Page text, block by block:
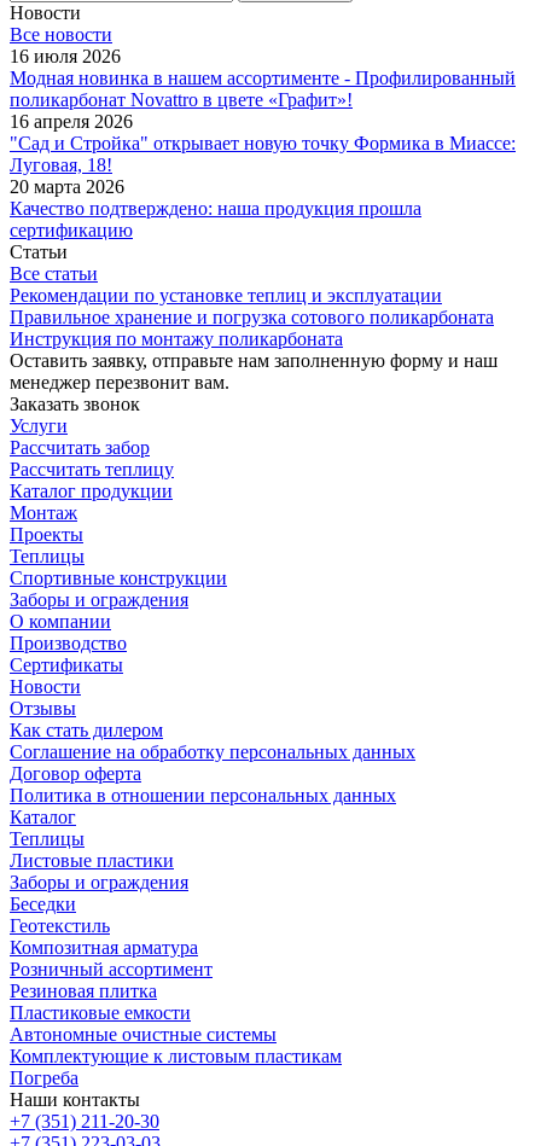
Новости
Все новости
16 июля 2026
Модная новинка в нашем ассортименте - Профилированный
поликарбонат Novattro в цвете «Графит»!
16 апреля 2026
"Сад и Стройка" открывает новую точку Формика в Миассе:
Луговая, 18!
20 марта 2026
Качество подтверждено: наша продукция прошла
сертификацию
Статьи
Все статьи
Рекомендации по установке теплиц и эксплуатации
Правильное хранение и погрузка сотового поликарбоната
Инструкция по монтажу поликарбоната
Оставить заявку, отправьте нам заполненную форму и наш
менеджер перезвонит вам.
Заказать звонок
Услуги
Рассчитать забор
Рассчитать теплицу
Каталог продукции
Монтаж
Проекты
Теплицы
Спортивные конструкции
Заборы и ограждения
О компании
Производство
Сертификаты
Новости
Отзывы
Как стать дилером
Соглашение на обработку персональных данных
Договор оферта
Политика в отношении персональных данных
Каталог
Теплицы
Листовые пластики
Заборы и ограждения
Беседки
Геотекстиль
Композитная арматура
Розничный ассортимент
Резиновая плитка
Пластиковые емкости
Автономные очистные системы
Комплектующие к листовым пластикам
Погреба
Наши контакты
+7 (351) 211-20-30